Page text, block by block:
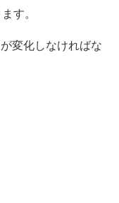
す。
変化しなければな